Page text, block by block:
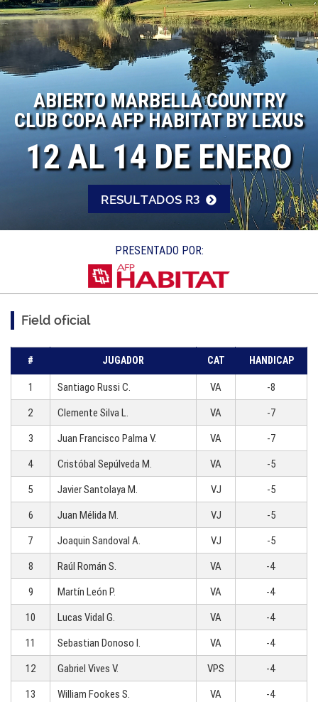
ABIERTO MARBELLA COUNTRY
CLUB COPA AFP HABITAT BY LEXUS
12 AL 14 DE ENERO
RESULTADOS R3
PRESENTADO POR:
Field oficial
# JUGADOR CAT HANDICAP
1 Santiago Russi C. VA
-8
2
Clemente Silva L. VA
-7
3
Juan Francisco Palma V. VA
-7
4
Cristóbal Sepúlveda M. VA
-5
5
Javier Santolaya M. VJ
-5
6
Juan Mélida M. VJ
-5
7
Joaquin Sandoval A. VJ
-5
8
Raúl Román S. VA
-4
9
Martín León P. VA
-4
10
Lucas Vidal G. VA
-4
11
Sebastian Donoso I. VA
-4
12
Gabriel Vives V. VPS
-4
13
William Fookes S. VA
-4